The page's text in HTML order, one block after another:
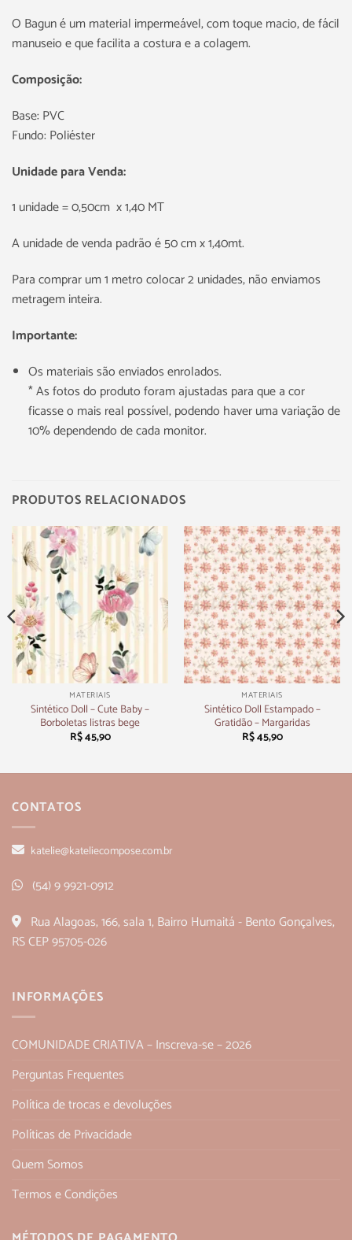
O Bagun é um material impermeável, com toque macio, de fácil
manuseio e que facilita a costura e a colagem.
Composição:
Base: PVC
Fundo: Poliéster
Unidade para Venda:
1 unidade = 0,50cm x 1,40 MT
A unidade de venda padrão é 50 cm x 1,40mt.
Para comprar um 1 metro colocar 2 unidades, não enviamos
metragem inteira.
Importante:
Os materiais são enviados enrolados.
* As fotos do produto foram ajustadas para que a cor
ficasse o mais real possível, podendo haver uma variação de
10% dependendo de cada monitor.
PRODUTOS RELACIONADOS
MATERIAIS
Sintético Doll – Cute Baby –
Borboletas listras bege
R$45,90
MATERIAIS
Sintético Doll Estampado –
Gratidão – Margaridas
R$45,90
CONTATOS
katelie@kateliecompose.com.br
(54) 9 9921-0912
Rua Alagoas, 166, sala 1, Bairro Humaitá - Bento Gonçalves,
RS CEP 95705-026
INFORMAÇÕES
COMUNIDADE CRIATIVA – Inscreva-se – 2026
Perguntas Frequentes
Política de trocas e devoluções
Políticas de Privacidade
Quem Somos
Termos e Condições